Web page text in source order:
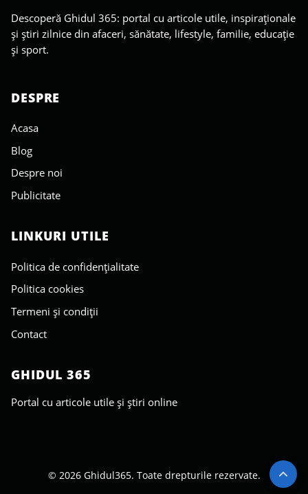
Descoperă Ghidul 365: portal cu articole utile, inspiraționale
și știri zilnice din afaceri, sănătate, lifestyle, familie, educație
și sport.
DESPRE
Acasa
Blog
Despre noi
Publicitate
LINKURI UTILE
Politica de confidențialitate
Politica cookies
Termeni și condiții
Contact
GHIDUL 365
Portal cu articole utile și știri online
© 2026 Ghidul365. Toate drepturile rezervate.